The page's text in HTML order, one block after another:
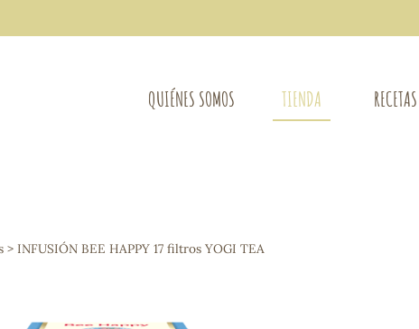
QUIÉNES SOMOS TIENDA
Osteo-articular
Mujer
Sistema nervioso
RECETAS
> INFUSIÓN BEE HAPPY 17 filtros YOGI TEA